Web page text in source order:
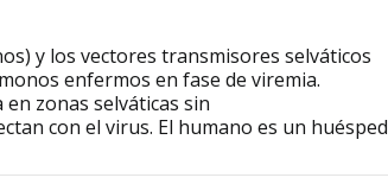
y los vectores transmisores selváticos
enfermos en fase de viremia.
zonas selváticas sin
con el virus. El humano es un huésped